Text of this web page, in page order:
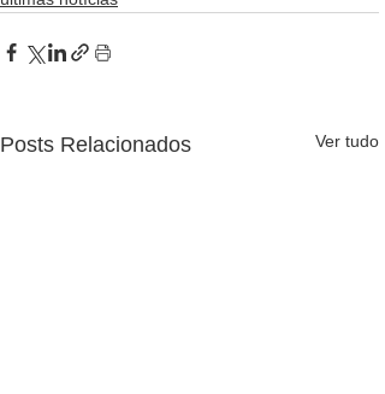
Posts Relacionados Ver tudo